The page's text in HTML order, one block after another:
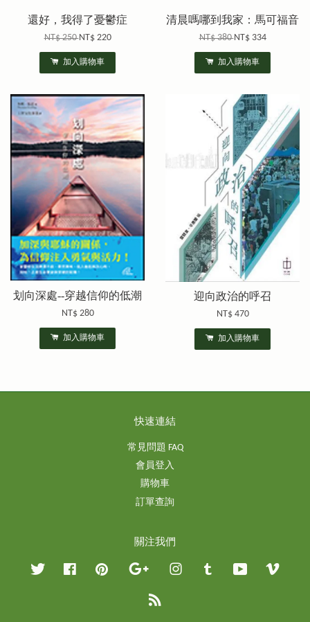
還好，我得了憂鬱症
NT$ 250NT$ 220
加入購物車
清晨嗎哪到我家：馬可福音
NT$ 380NT$ 334
加入購物車
划向深處--穿越信仰的低潮
NT$ 280
加入購物車
迎向政治的呼召
NT$ 470
加入購物車
快速連結
常見問題 FAQ
會員登入
購物車
訂單查詢
關注我們
Twitter Facebook Pinterest Google InstagramTumblr YouTube